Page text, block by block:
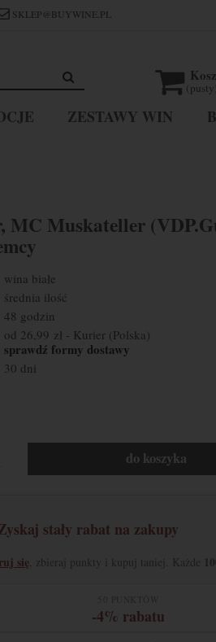
ZESTAWY WIN
SKLEP@BUYWINE.PL
Muskateller
wina białe
średnia ilość
48 godzin
od 26,99 zł - Kurier (Polska)
sprawdź formy dostawy
30 dni
do koszyka
stały rabat na zakupy
się , zbieraj punkty i kupuj taniej. Każde
-4% rabatu